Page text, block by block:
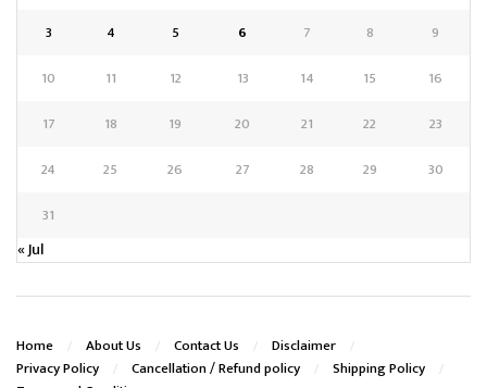
3
4 5 6 7 8
9
10
11 12 13 14 15
16
17
18 19 20 21 22
23
24
25 26 27 28 29
30
31
« Jul
Home About Us Contact Us
Disclaimer
Privacy Policy
Cancellation / Refund policy
Shipping Policy